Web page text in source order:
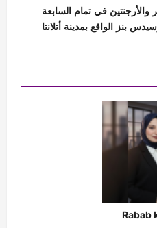
في تمام السابعة
بنز الواقع بمدينة أتلانتا
Rabab